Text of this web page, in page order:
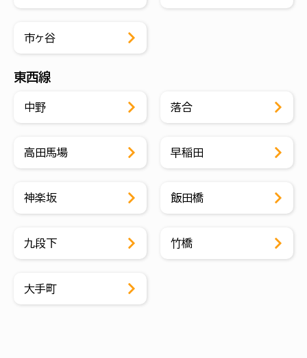
市ヶ谷
東西線
中野 落合
高田馬場 早稲田
神楽坂 飯田橋
九段下 竹橋
大手町